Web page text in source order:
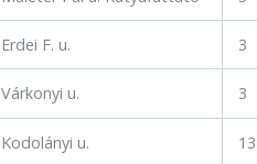
Erdei F. u. 3
Várkonyi u. 3
Kodolányi u. 13